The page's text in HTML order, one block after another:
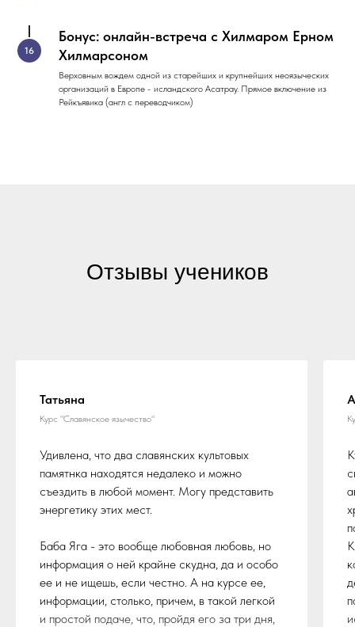
Бонус: онлайн-встреча с Хилмаром Ерном
Хилмарсоном
Верховным вождем одной из старейших и крупнейших неоязыческих
организаций в Европе - исландского Асатрау. Прямое включение из
Рейкъявика (англ с переводчиком)
Отзывы учеников
Татьяна
Курс "Славянское язычество"
Удивлена, что два славянских культовых
памятнка находятся недалеко и можно
съездить в любой момент. Могу представить
энергетику этих мест.
Баба Яга - это вообще любовная любовь, но
информация о ней крайне скудна, да и особо
ее и не ищешь, если честно. А на курсе ее,
информации, столько, причем, в такой легкой
и простой подаче, что, пройдя его за три дня,